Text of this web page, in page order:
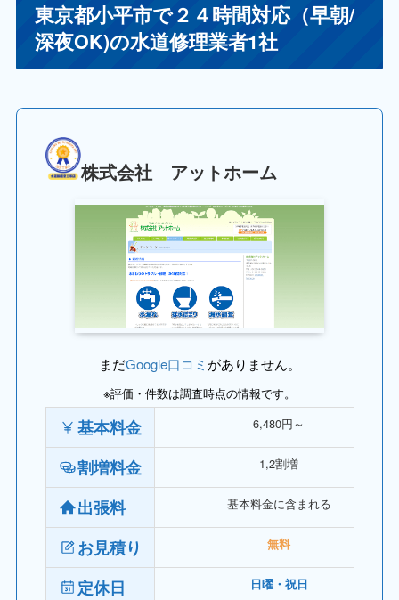
東京都小平市で２４時間対応（早朝/
深夜OK)の水道修理業者1社
株式会社 アットホーム
まだGoogle口コミ がありません。
※評価・件数は調査時点の情報です。
基本料金 6,480円～
割増料金 1,2割増
出張料 基本料金に含まれる
お見積り 無料
定休日 日曜・祝日